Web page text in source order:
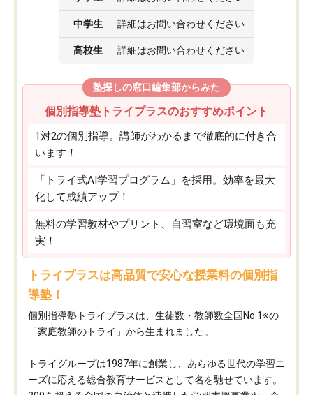
中学生 詳細はお問い合わせください
高校生 詳細はお問い合わせください
塾探しの窓口編集部からみた
個別指導塾トライプラスのおすすめポイント
1対2の個別指導。講師がわかるまで徹底的に付き合
います！
「トライ式AI学習プログラム」を採用。効率を最大
化して成績アップ！
無料の学習教材やプリント、自習室など環境面も充
実！
トライプラスは高品質で安心な授業料の個別指
導塾！
個別指導塾トライプラスは、生徒数・教師数全国No.1※の
「家庭教師のトライ」から生まれました。
トライグループは1987年に創業し、あらゆる世代の学習ニ
ーズに応える総合教育サービスとして名を馳せています。